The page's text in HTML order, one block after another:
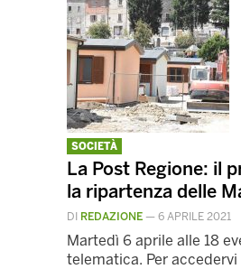
SOCIETÀ
La Post Regione: il
la ripartenza delle
DI REDAZIONE — 6 APRILE 2021
Martedì 6 aprile alle 18
telematica. Per